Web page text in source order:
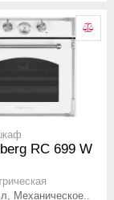
RC 699 W
Механическое..